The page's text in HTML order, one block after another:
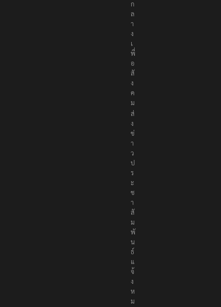
ป็
น
ก
ล
า
ง
เ
พื่
อ
สั
ง
ค
ม
ส่
ง
ข่
า
ว
ป
ร
ะ
ช
า
สั
ม
พั
น
ธ์
แ
จ้
ง